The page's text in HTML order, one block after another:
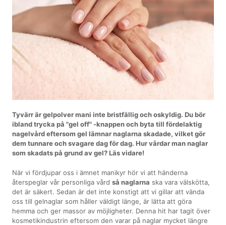
Tyvärr är gelpolver mani inte bristfällig och oskyldig. Du bör
ibland trycka på "gel off" -knappen och byta till fördelaktig
nagelvård eftersom gel lämnar naglarna skadade, vilket gör
dem tunnare och svagare dag för dag. Hur vårdar man naglar
som skadats på grund av gel? Läs vidare!
När vi fördjupar oss i ämnet manikyr hör vi att händerna
återspeglar vår personliga vårdså naglarna ska vara välskötta,
det är säkert. Sedan är det inte konstigt att vi gillar att vända
oss till gelnaglar som håller väldigt länge, är lätta att göra
hemma och ger massor av möjligheter. Denna hit har tagit över
kosmetikindustrin eftersom den varar på naglar mycket längre